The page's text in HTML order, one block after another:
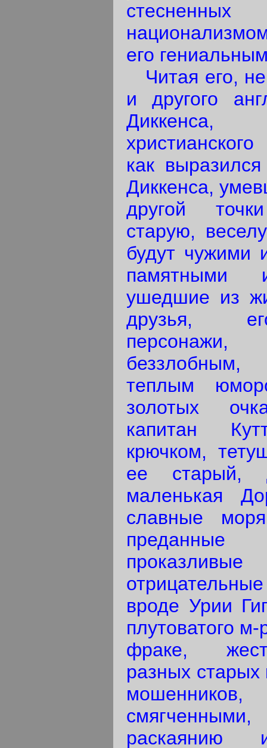
его
Читая его,
и другого
Диккенса,
как
Диккенса,
другой
старую,
будут чужими
памятными
ушедшие из
друзья,
беззлобным,
теплым
золотых
капитан
крючком,
ее старый,
маленькая
славные
преданные
вроде Урии
плутоватого
фраке,
разных старых
раскаянию